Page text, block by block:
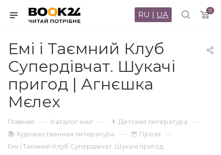
0
RU | UA
Емі і Таємний Клуб
Супердівчат. Шукачі
пригод | Агнєшка
Мєлех
Главная — Каталог книг — 👨 Детская литература —
📚 Художественная литература — 🦉 Проза —
Емі і Таємний Клуб Супердівчат. Шукачі пригод